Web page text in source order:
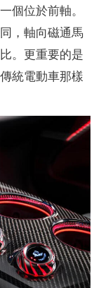
個位於前軸。
，軸向磁通馬
。更重要的是
統電動車那樣